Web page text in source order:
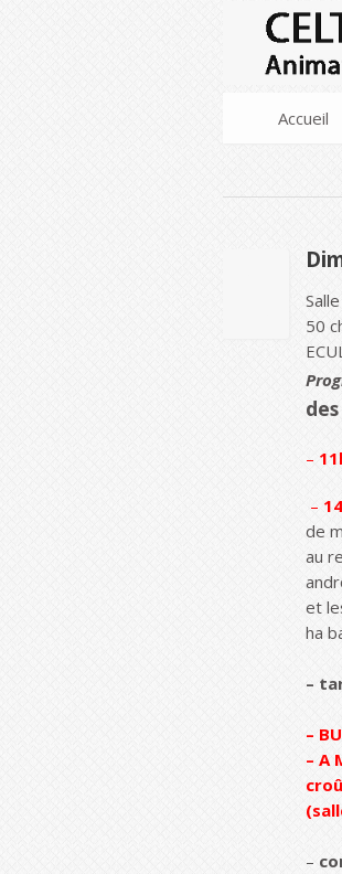
Accueil
50
– 11
–
de
au
et
ha
–
–
– A
–